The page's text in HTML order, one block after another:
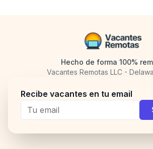
Hecho de forma 100%
Vacantes Remotas LLC -
Recibe vacantes en tu email